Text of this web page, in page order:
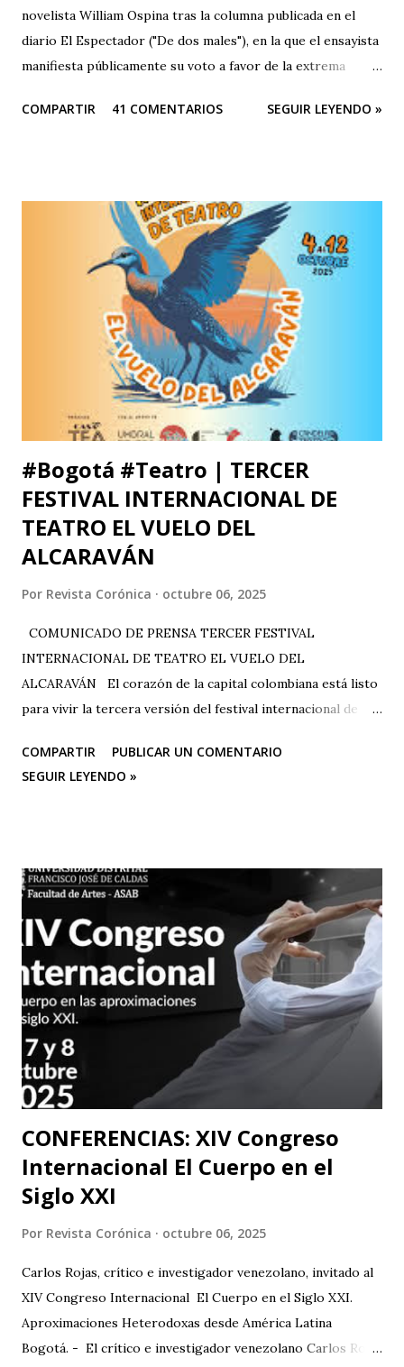
novelista William Ospina tras la columna publicada en el
diario El Espectador ("De dos males"), en la que el ensayista
manifiesta públicamente su voto a favor de la extrema
de Colombia. Aquí la columna de Ospina . Revista Corónica
está claro y nada de esto se afectará. Pero, la publicidad de
tu documento me obliga a hablarte en público. Entonces,
debo decirte que tu decisión de preferir al Zorro sobre el
Santo me ha llenado de estupor. No necesitabas explicarla
de una manera tan aterradora. Lo de menos es tu voto
anunciado, del que eres libre y soberano. Se trata de una
decisión que, por supuesto, no comparto pero que
respeto. Así es como suele decirse, con educación? Pero, lo
que me ll...
COMPARTIR 41 COMENTARIOS SEGUIR LEYENDO »
#Bogotá #Teatro | TERCER
FESTIVAL INTERNACIONAL DE
TEATRO EL VUELO DEL
ALCARAVÁN
Por Revista Corónica octubre 06, 2025
COMUNICADO DE PRENSA TERCER FESTIVAL
INTERNACIONAL DE TEATRO EL VUELO DEL
ALCARAVÁN El corazón de la capital colombiana está listo
para vivir la tercera versión del festival internacional de
de octubre del 2025 en el Corredor Cultural Del Centro
Comercial Los Ángeles, dónde actualmente se han
Galponcito De Umbral- Correo De Voz Teatro , Candela
Teatro y CASA TEA -Teatro Estudio Alcaraván- este último,
organizador del festival. Teatro Estudio Alcaraván, las
salas del corredor cultural, los grupos y artistas
participantes les hacen una cordial invitación al público
capitalino y a los espectadores del arte y la cultura en la
ciudad (y fuera de ella) para que asistan a la tercera versión
de este festival internacional de teatro que este año les ...
COMPARTIR
PUBLICAR UN COMENTARIO
SEGUIR LEYENDO »
CONFERENCIAS: XIV Congreso
Internacional El Cuerpo en el
Siglo XXI
Por Revista Corónica octubre 06, 2025
Carlos Rojas, crítico e investigador venezolano, invitado al
XIV Congreso Internacional El Cuerpo en el Siglo XXI.
Aproximaciones Heterodoxas desde América Latina
Bogotá. - El crítico e investigador venezolano Carlos Rojas